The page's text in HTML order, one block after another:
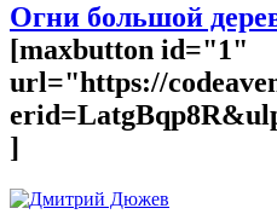
Огни большой
[maxbutton id="1"
url="https://
]